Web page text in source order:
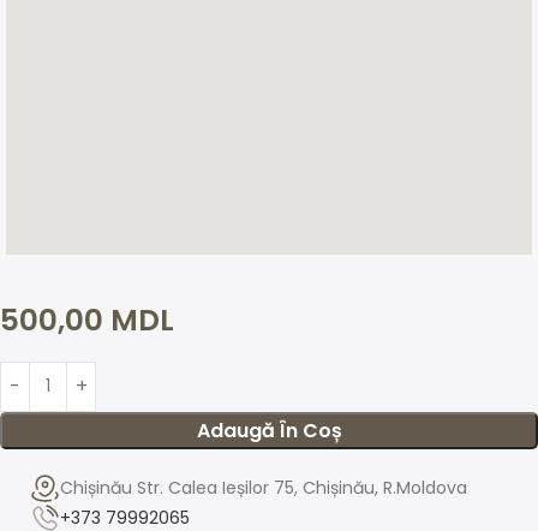
500,00 MDL
Adaugă În Coș
Chișinău Str. Calea Ieșilor 75, Chișinău, R.Moldova
+373 79992065